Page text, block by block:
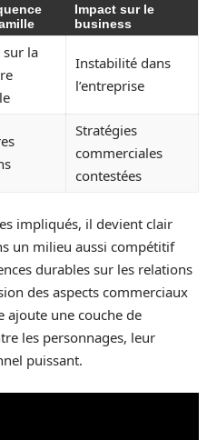
Impact sur le
business
la
Instabilité dans
l’entreprise
Stratégies
commerciales
contestées
impliqués, il devient clair
un milieu aussi compétitif
durables sur les relations
des aspects commerciaux
ajoute une couche de
les personnages, leur
puissant.